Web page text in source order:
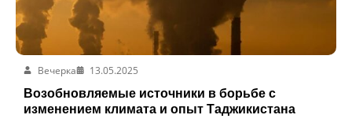
Вечерка
13.05.2025
Возобновляемые источники в борьбе с
изменением климата и опыт Таджикистана